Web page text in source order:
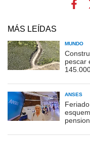
MÁS LEÍDAS
MUNDO
pescar
ANSES